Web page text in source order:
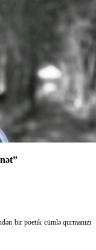
bir poetik cümlə qurmanızı